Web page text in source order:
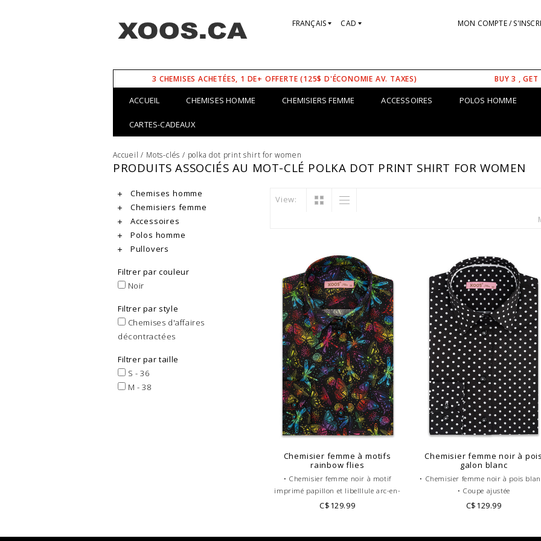
FRANÇAIS CAD MON COMPTE /
3 CHEMISES ACHETÉES, 1 DE+ OFFERTE (125$ D'ÉCONOMIE AV. TAXES) BUY 3 , GET
ACCUEIL CHEMISES HOMME CHEMISIERS FEMME ACCESSOIRES POLOS HOMME
CARTES-CADEAUX
Accueil / Mots-clés / polka dot print shirt for women
PRODUITS ASSOCIÉS AU MOT-CLÉ POLKA DOT PRINT SHIRT FOR WOMEN
Chemises homme
Chemisiers femme
Accessoires
Polos homme
Pullovers
Filtrer par couleur
Noir
Filtrer par style
Chemises d'affaires
décontractées
Filtrer par taille
S - 36
M - 38
View:
Chemisier femme à motifs
rainbow flies
• Chemisier femme noir à motif
imprimé papillon et libelllule arc-en-
ciel
• Poignets simples
C$129.99
Chemisier femme noir à
galon blanc
• Chemisier femme noir à pois
• Coupe ajustée
• Col Français
• Pur coton
C$129.99